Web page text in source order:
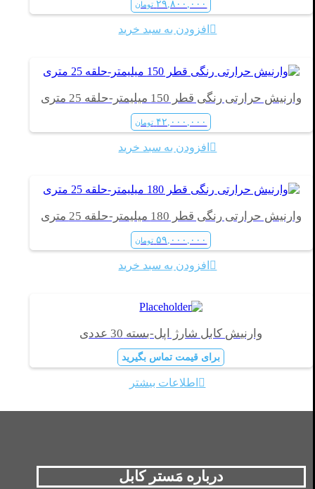
۲۹,۸۰۰,۰۰۰ تومان
افزودن به سبد خرید
وارنیش حرارتی رنگی قطر 150 میلیمتر-حلقه 25 متری
۴۲,۰۰۰,۰۰۰ تومان
افزودن به سبد خرید
وارنیش حرارتی رنگی قطر 180 میلیمتر-حلقه 25 متری
۵۹,۰۰۰,۰۰۰ تومان
افزودن به سبد خرید
وارنیش کابل شارژ اپل-بسته 30 عددی
برای قیمت تماس بگیرید
اطلاعات بیشتر
درباره مَستر کابل